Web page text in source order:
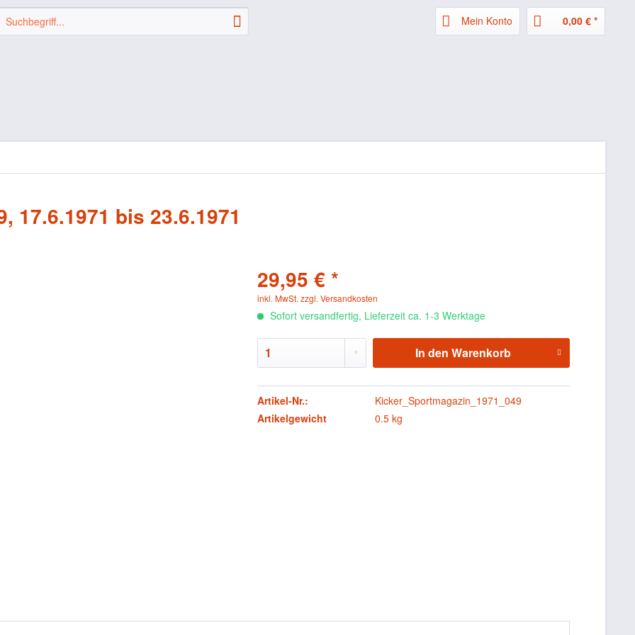
Mein Konto 0,00 € *
17.6.1971 bis 23.6.1971
29,95 € *
inkl. MwSt.zzgl. Versandkosten
Sofort versandfertig, Lieferzeit ca. 1-3 Werktage
In den Warenkorb
Artikel-Nr.:
Kicker_Sportmagazin_1971_049
Artikelgewicht
0.5 kg